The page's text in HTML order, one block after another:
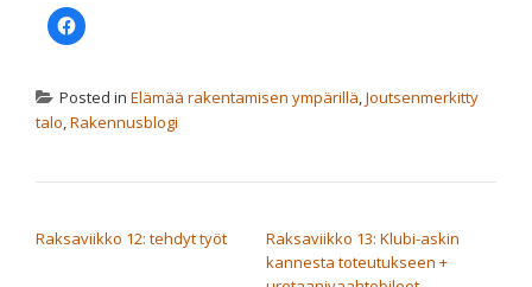
Jaa
Facebookissa(Avautuu
Posted in Elämää rakentamisen ympärillä,Joutsenmerkitty
talo,Rakennusblogi
Raksaviikko 12: tehdyt työt
Raksaviikko 13: Klubi-askin
kannesta toteutukseen +